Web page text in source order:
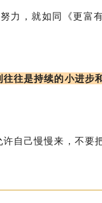
力，就如同《更富
往往是持续的小进步
自己慢慢来，不要